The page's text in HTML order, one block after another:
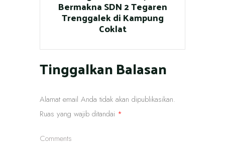
Bermakna SDN 2 Tegaren
Trenggalek di Kampung
Coklat
Tinggalkan Balasan
Alamat email Anda tidak akan dipublikasikan.
Ruas yang wajib ditandai *